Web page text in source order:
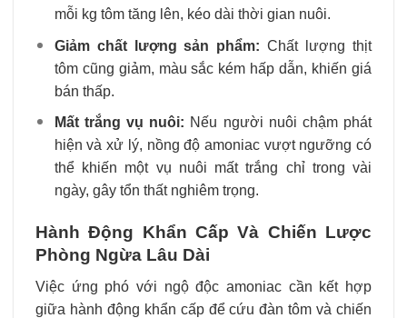
mỗi kg tôm tăng lên, kéo dài thời gian nuôi.
Giảm chất lượng sản phẩm: Chất lượng thịt
tôm cũng giảm, màu sắc kém hấp dẫn, khiến giá
bán thấp.
Mất trắng vụ nuôi: Nếu người nuôi chậm phát
hiện và xử lý, nồng độ amoniac vượt ngưỡng có
thể khiến một vụ nuôi mất trắng chỉ trong vài
ngày, gây tổn thất nghiêm trọng.
Hành Động Khẩn Cấp Và Chiến Lược
Phòng Ngừa Lâu Dài
Việc ứng phó với ngộ độc amoniac cần kết hợp
giữa hành động khẩn cấp để cứu đàn tôm và chiến